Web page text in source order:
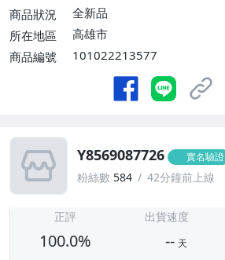
商品狀況
全新品
所在地區
高雄市
商品編號
101022213577
Y8569087726 實名驗證
粉絲數 584 42分鐘前上線
正評
100.0%
出貨速度
-- 天